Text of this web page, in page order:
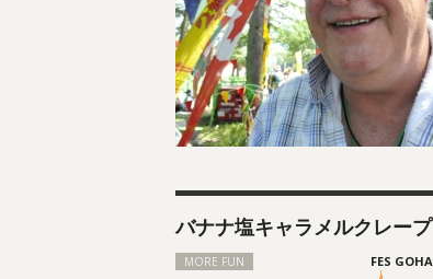
バナナ塩キャラメルクレープ
MORE FUN